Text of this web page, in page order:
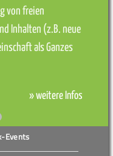
von freien
Inhalten (z.B. neue
als Ganzes
» weitere Infos
Events